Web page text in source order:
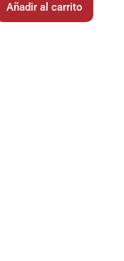
Añadir al carrito